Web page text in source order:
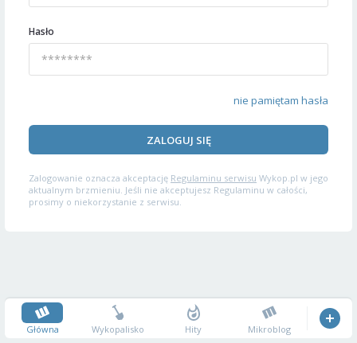
Hasło
nie pamiętam hasła
ZALOGUJ SIĘ
Zalogowanie oznacza akceptację Regulaminu serwisu Wykop.pl w jego
aktualnym brzmieniu. Jeśli nie akceptujesz Regulaminu w całości,
prosimy o niekorzystanie z serwisu.
Główna Wykopalisko Hity Mikroblog